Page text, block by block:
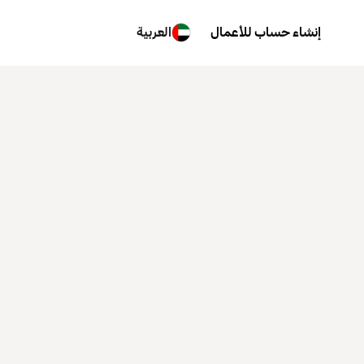
إنشاء حساب للأعمال العربية